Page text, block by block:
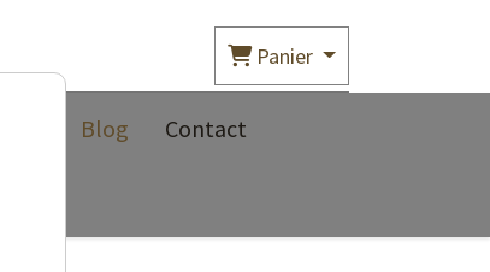
Panier
Blog Contact